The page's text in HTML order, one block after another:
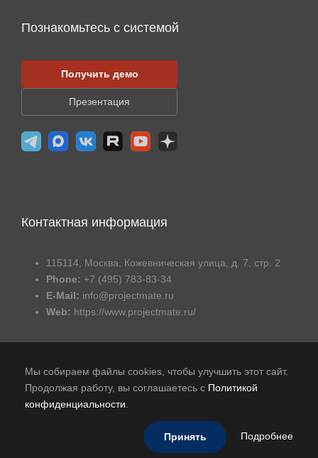
Познакомьтесь с системой
Получить демо
Презентация
Контактная информация
115114, Москва, Кожевническая улица, д. 7, стр. 2
Phone: +7 (495) 783-83-34
E-Mail: info@projectmate.ru
Web: https://www.projectmate.ru/
Публичная оферта
В реестре российского ПО
© 2015-2026 - Авиком Бизнес Технологии
Мы собираем файлы cookies, чтобы улучшить этот сайт.
Продолжая работу, вы соглашаетесь с Политикой
конфиденциальности
Принять Подробнее